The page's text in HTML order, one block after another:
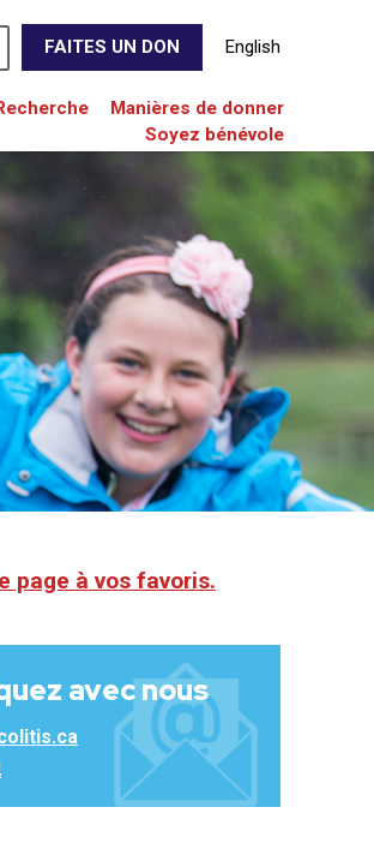
FAITES UN DON English
Manières de donner
Soyez bénévole
page à vos favoris.
avec nous